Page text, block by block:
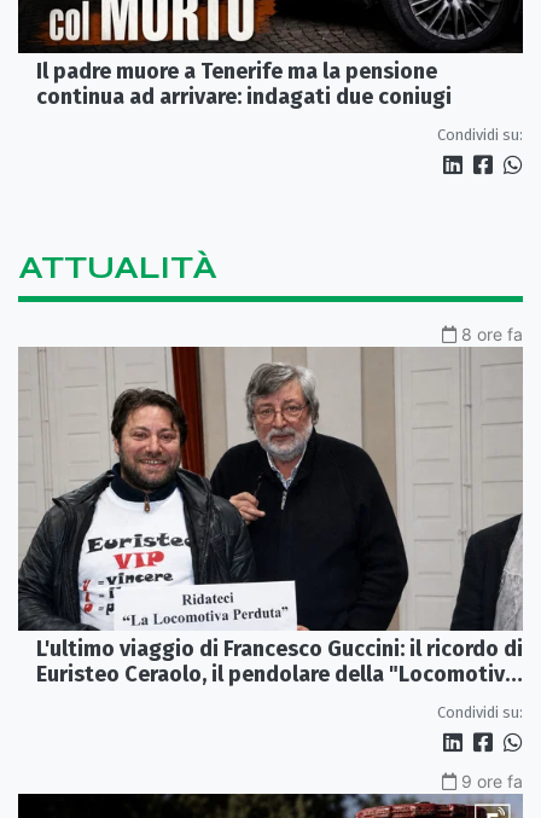
Il padre muore a Tenerife ma la pensione
continua ad arrivare: indagati due coniugi
Condividi su:
ATTUALITÀ
8 ore fa
L'ultimo viaggio di Francesco Guccini: il ricordo di
Euristeo Ceraolo, il pendolare della "Locomotiva
Condividi su:
9 ore fa